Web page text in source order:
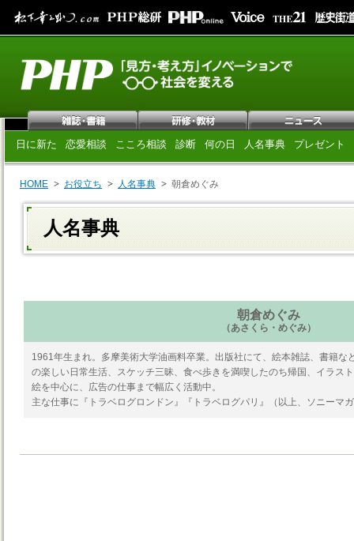
日に新た 恋愛相談 こころ相談 診断 何の日 人名事典 プレゼント
HOME お役立ち 人名事典 朝倉めぐみ
人名事典
朝倉めぐみ
（あさくら・めぐみ）
1961年生まれ。多摩美術大学油画料卒業。出版社にて、絵本雑誌、書籍な
の楽しい日常生活、スケッチ三昧、食べ歩きを満喫したのち帰国、イラス
絵を中心に、広告の仕事まで幅広く活動中。
主な仕事に『トラベログロンドン』『トラベログパリ』（以上、ソニーマ